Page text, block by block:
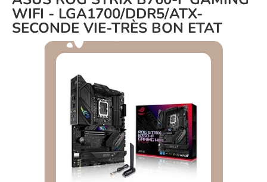
WIFI - LGA1700/DDR5/ATX-
SECONDE VIE-TRÈS BON ETAT